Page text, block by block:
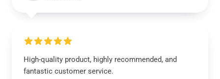
High-quality product, highly recommended, and
fantastic customer service.